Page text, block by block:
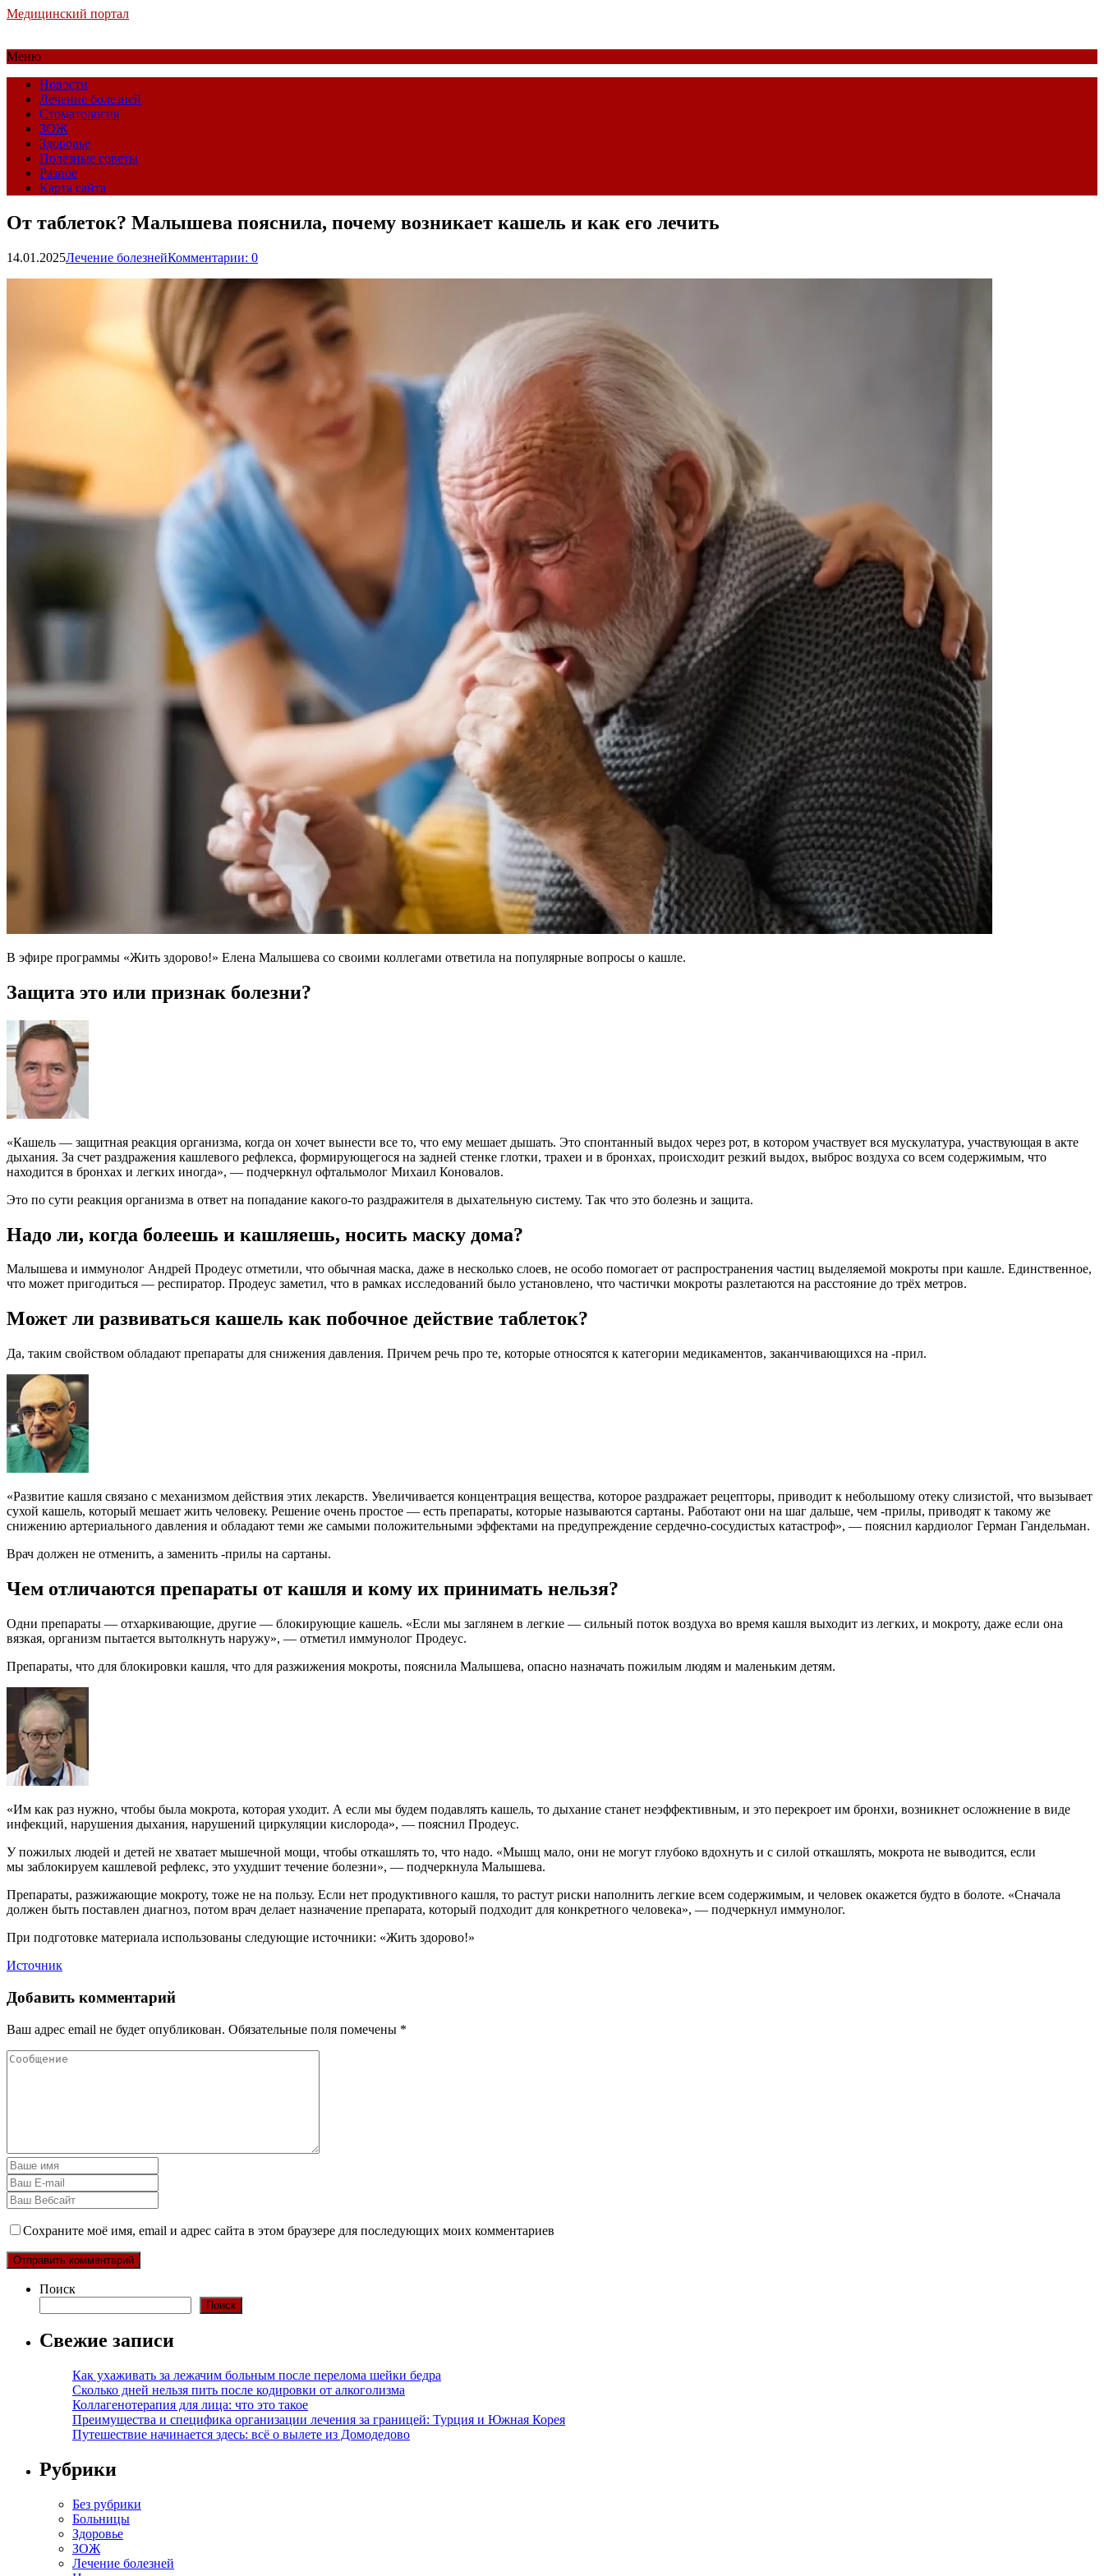
Медицинский портал
Меню
Новости
Лечение болезней
Стоматология
ЗОЖ
Здоровье
Полезные советы
Разное
Карта сайта
От таблеток? Малышева пояснила, почему возникает кашель и как его лечить
14.01.2025Лечение болезнейКомментарии: 0
В эфире программы «Жить здорово!» Елена Малышева со своими коллегами ответила на популярные вопросы о кашле.
​Защита это или признак болезни?
«Кашель — защитная реакция организма, когда он хочет вынести все то, что ему мешает дышать. Это спонтанный выдох через рот, в котором участвует вся мускулатура, участвующая в акте
дыхания. За счет раздражения кашлевого рефлекса, формирующегося на задней стенке глотки, трахеи и в бронхах, происходит резкий выдох, выброс воздуха со всем содержимым, что
находится в бронхах и легких иногда», — подчеркнул офтальмолог Михаил Коновалов.
Это по сути реакция организма в ответ на попадание какого-то раздражителя в дыхательную систему. Так что это болезнь и защита.
​Надо ли, когда болеешь и кашляешь, носить маску дома?
Малышева и иммунолог Андрей Продеус отметили, что обычная маска, даже в несколько слоев, не особо помогает от распространения частиц выделяемой мокроты при кашле. Единственное,
что может пригодиться — респиратор. Продеус заметил, что в рамках исследований было установлено, что частички мокроты разлетаются на расстояние до трёх метров.
​Может ли развиваться кашель как побочное действие таблеток?
Да, таким свойством обладают препараты для снижения давления. Причем речь про те, которые относятся к категории медикаментов, заканчивающихся на -прил.
«Развитие кашля связано с механизмом действия этих лекарств. Увеличивается концентрация вещества, которое раздражает рецепторы, приводит к небольшому отеку слизистой, что вызывает
сухой кашель, который мешает жить человеку. Решение очень простое — есть препараты, которые называются сартаны. Работают они на шаг дальше, чем -прилы, приводят к такому же
снижению артериального давления и обладают теми же самыми положительными эффектами на предупреждение сердечно-сосудистых катастроф», — пояснил кардиолог Герман Гандельман.
Врач должен не отменить, а заменить -прилы на сартаны.
​Чем отличаются препараты от кашля и кому их принимать нельзя?
Одни препараты — отхаркивающие, другие — блокирующие кашель. «Если мы заглянем в легкие — сильный поток воздуха во время кашля выходит из легких, и мокроту, даже если она
вязкая, организм пытается вытолкнуть наружу», — отметил иммунолог Продеус.
Препараты, что для блокировки кашля, что для разжижения мокроты, пояснила Малышева, опасно назначать пожилым людям и маленьким детям.
«Им как раз нужно, чтобы была мокрота, которая уходит. А если мы будем подавлять кашель, то дыхание станет неэффективным, и это перекроет им бронхи, возникнет осложнение в виде
инфекций, нарушения дыхания, нарушений циркуляции кислорода», — пояснил Продеус.
У пожилых людей и детей не хватает мышечной мощи, чтобы откашлять то, что надо. «Мышц мало, они не могут глубоко вдохнуть и с силой откашлять, мокрота не выводится, если
мы заблокируем кашлевой рефлекс, это ухудшит течение болезни», — подчеркнула Малышева.
Препараты, разжижающие мокроту, тоже не на пользу. Если нет продуктивного кашля, то растут риски наполнить легкие всем содержимым, и человек окажется будто в болоте. «Сначала
должен быть поставлен диагноз, потом врач делает назначение препарата, который подходит для конкретного человека», — подчеркнул иммунолог.
При подготовке материала использованы следующие источники: «Жить здорово!»
Источник
Добавить комментарий
Ваш адрес email не будет опубликован. Обязательные поля помечены *
Сохраните моё имя, email и адрес сайта в этом браузере для последующих моих комментариев
Поиск
Поиск
Свежие записи
Как ухаживать за лежачим больным после перелома шейки бедра
Сколько дней нельзя пить после кодировки от алкоголизма
Коллагенотерапия для лица: что это такое
Преимущества и специфика организации лечения за границей: Турция и Южная Корея
Путешествие начинается здесь: всё о вылете из Домодедово
Рубрики
Без рубрики
Больницы
Здоровье
ЗОЖ
Лечение болезней